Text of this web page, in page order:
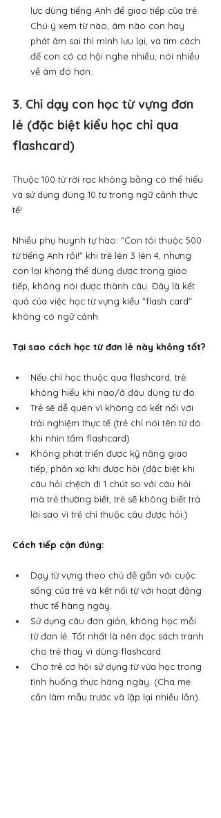
lực dùng tiếng Anh để giao tiếp của trẻ.
Chú ý xem từ nào, âm nào con hay
phát âm sai thì mình lưu lại, và tìm cách
để con có cơ hội nghe nhiều, nói nhiều
về âm đó hơn.
3. Chỉ dạy con học từ vựng đơn
lẻ (đặc biệt kiểu học chỉ qua
flashcard)
Thuộc 100 từ rời rạc không bằng có thể hiểu
và sử dụng đúng 10 từ trong ngữ cảnh thực
tế!
Nhiều phụ huynh tự hào: "Con tôi thuộc 500
từ tiếng Anh rồi!" khi trẻ lên 3 lên 4, nhưng
con lại không thể dùng được trong giao
tiếp, không nói được thành câu. Đây là kết
quả của việc học từ vựng kiểu "flash card"
không có ngữ cảnh.
Tại sao cách học từ đơn lẻ này không tốt?
Nếu chỉ học thuộc qua flashcard, trẻ
không hiểu khi nào/ở đâu dùng từ đó.
Trẻ sẽ dễ quên vì không có kết nối với
trải nghiệm thực tế (trẻ chỉ nói tên từ đó
khi nhìn tấm flashcard)
Không phát triển được kỹ năng giao
tiếp, phản xạ khi được hỏi (đặc biệt khi
câu hỏi chệch đi 1 chút so với câu hỏi
mà trẻ thường biết, trẻ sẽ không biết trả
lời sao vì trẻ chỉ thuộc câu được hỏi.)
Cách tiếp cận đúng:
Dạy từ vựng theo chủ đề gắn với cuộc
sống của trẻ và kết nối từ với hoạt động
thực tế hàng ngày.
Sử dụng câu đơn giản, không học mỗi
từ đơn lẻ. Tốt nhất là nên đọc sách tranh
cho trẻ thay vì dùng flashcard.
Cho trẻ cơ hội sử dụng từ vừa học trong
tình huống thực hàng ngày. (Cha mẹ
cần làm mẫu trước và lặp lại nhiều lần).